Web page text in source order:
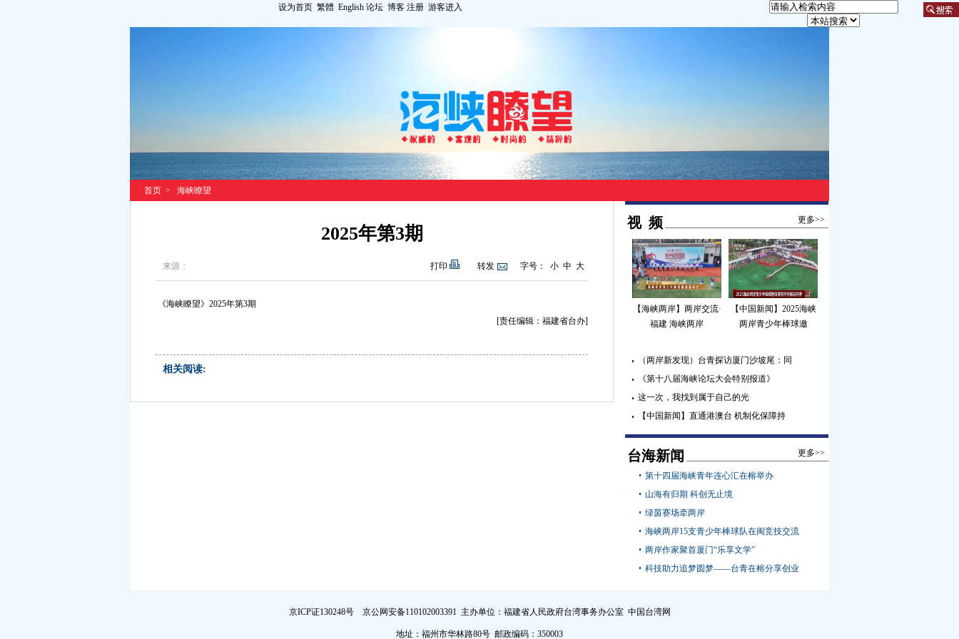
设为首页 繁體 English 论坛 博客 注册 游客进入
首页 > 海峡瞭望
2025年第3期
来源： 字号： 小 中 大
转发
打印
《海峡瞭望》2025年第3期
[责任编辑：福建省台办]
相关阅读:
视 频 更多>>
【海峡两岸】两岸交流·
福建 海峡两岸
【中国新闻】2025海峡
两岸青少年棒球邀
（两岸新发现）台青探访厦门沙坡尾：同
《第十八届海峡论坛大会特别报道》
这一次，我找到属于自己的光
【中国新闻】直通港澳台 机制化保障持
台海新闻 更多>>
第十四届海峡青年连心汇在榕举办
山海有归期 科创无止境
绿茵赛场牵两岸
海峡两岸15支青少年棒球队在闽竞技交流
两岸作家聚首厦门“乐享文学”
科技助力追梦圆梦——台青在榕分享创业
京ICP证130248号 京公网安备110102003391 主办单位：福建省人民政府台湾事务办公室 中国台湾网
地址：福州市华林路80号 邮政编码：350003